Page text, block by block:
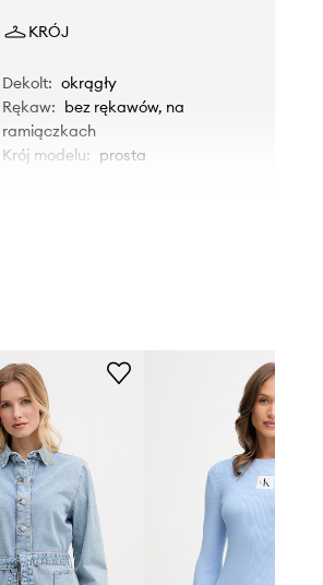
KRÓJ
Dekolt: okrągły
Rękaw:
bez rękawów, na
ramiączkach
Krój modelu: prosta
Zalecamy wybór rozmiaru, jaki nosisz
zazwyczaj.
Tabela rozmiarów